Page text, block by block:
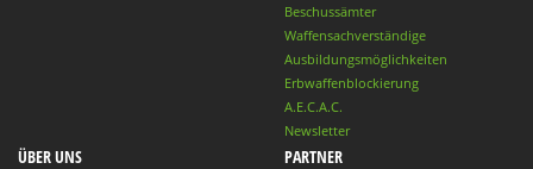
Beschussämter
Waffensachverständige
Ausbildungsmöglichkeiten
Erbwaffenblockierung
A.E.C.A.C.
Newsletter
ÜBER UNS PARTNER